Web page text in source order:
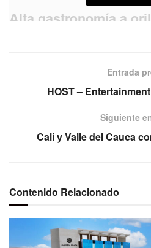
Alta gastronomía a
ofrece una
con propuestas que van desde
al estilo porteño con coctelería
. Cada restaurante es una
Entrada
HOST –
Siguiente
Cali y Valle del Cauca
Contenido Relacionado